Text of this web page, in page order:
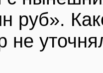
руб».
не